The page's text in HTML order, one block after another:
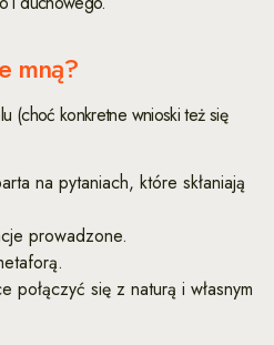
mną?
(choć konkretne wnioski też się
na pytaniach, które skłaniają
prowadzone.
połączyć się z naturą i własnym